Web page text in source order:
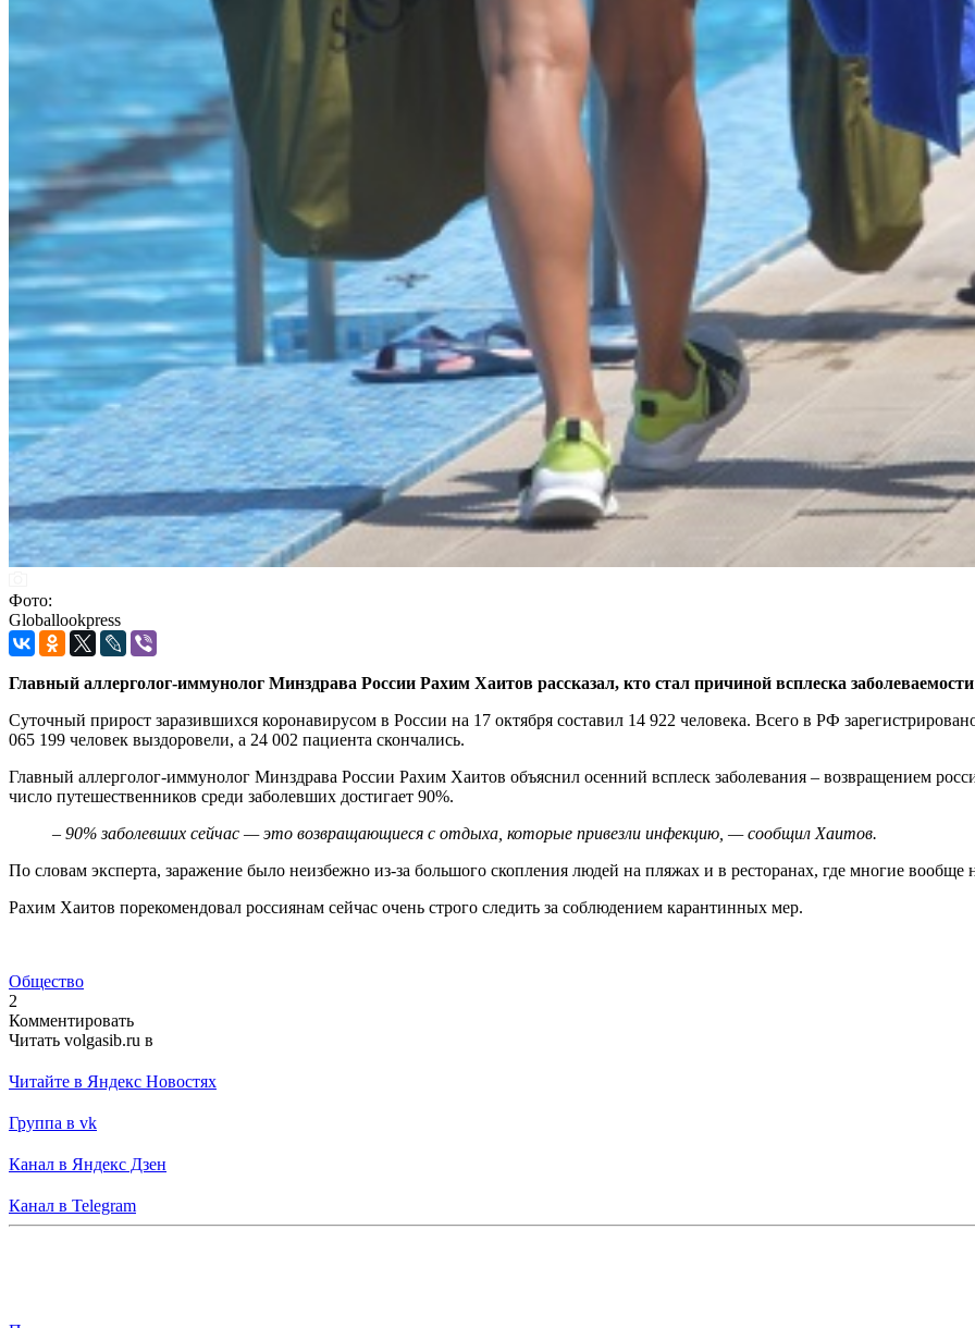
Фото:
Globallookpress
Главный аллерголог-иммунолог Минздрава России Рахим Хаитов рассказал, кто стал причиной всплеска
Суточный прирост заразившихся коронавирусом в России на 17 октября составил 14 922 человека. Всего в РФ
065 199 человек выздоровели, а 24 002 пациента скончались.
Главный аллерголог-иммунолог Минздрава России Рахим Хаитов объяснил осенний всплеск заболевания – возвращением
число путешественников среди заболевших достигает 90%.
– 90% заболевших сейчас — это возвращающиеся с отдыха, которые привезли инфекцию, — сообщил Хаитов.
По словам эксперта, заражение было неизбежно из-за большого скопления людей на пляжах и в ресторанах, где многие вообще
Рахим Хаитов порекомендовал россиянам сейчас очень строго следить за соблюдением карантинных мер.
Общество
2
Комментировать
Читать volgasib.ru в
Читайте в Яндекс Новостях
Группа в vk
Канал в Яндекс Дзен
Канал в Telegram